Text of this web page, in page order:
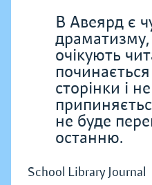
В Авеярд є
драматизму,
очікують
сторінки і не
не буде
останню.
School Library Journal